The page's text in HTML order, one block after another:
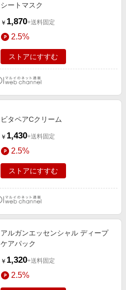
シートマスク
￥ 1,870+送料固定
2.5%
ストアにすすむ
ビタペアCクリーム
￥ 1,430+送料固定
2.5%
ストアにすすむ
アルガンエッセンシャル ディープ
ケアパック
￥ 1,320+送料固定
2.5%